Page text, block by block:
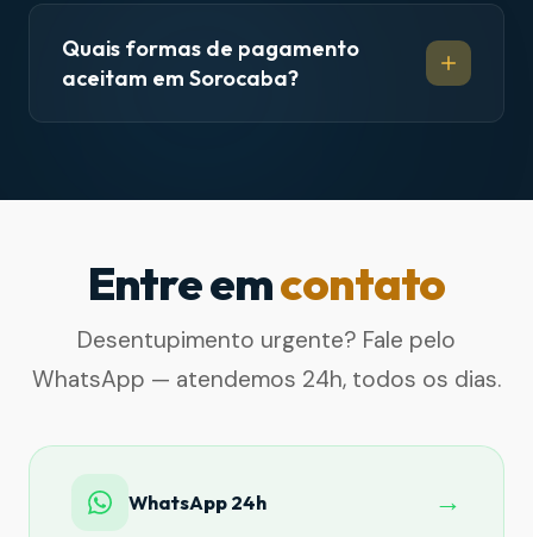
Quais formas de pagamento
aceitam em Sorocaba?
Entre emcontato
Desentupimento urgente? Fale pelo
WhatsApp — atendemos 24h, todos os dias.
WhatsApp 24h →